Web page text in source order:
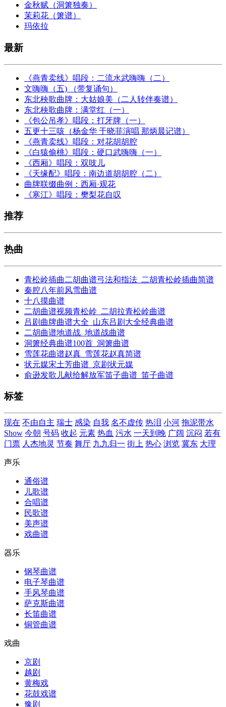
金秋赋（洞箫独奏）
茉莉花（箫谱）
玛依拉
最新
《燕青卖线》唱段：二流水武嗨嗨（二）
文嗨嗨（五) （带复诵句）
东北秧歌曲牌：大姑娘美（二人转伴奏谱）
东北秧歌曲牌：满堂红（一）
《包公吊孝》唱段：打牙牌（一）
五更十三咳（杨金华 于晓菲演唱 那炳晨记谱）
《燕青卖线》唱段：对花胡胡腔
《白猿偷桃》唱段：硬口武嗨嗨（一）
《西厢》唱段：双吱儿
《天缘配》唱段：南边道胡胡腔（二）
曲牌联缀曲例：西厢·观花
《寒江》唱段：樊梨花自叹
推荐
热曲
青松岭插曲二胡曲谱弓法和指法_二胡青松岭插曲简谱
秦腔八年前风雪曲谱
十八摸曲谱
二胡曲谱视频青松岭_二胡拉青松岭曲谱
吕剧曲牌曲谱大全_山东吕剧大全经典曲谱
二胡曲谱地道战_地道战曲谱
洞箫经典曲谱100首_洞箫曲谱
雪莲花曲谱赵真_雪莲花赵真简谱
状元媒宋土芳曲谱_京剧状元媒
俞逊发歌儿献给解放军笛子曲谱_笛子曲谱
标签
现在 不由自主 瑞士 感染 自我 名不虚传 热泪 小河 拖泥带水
Show 今朝 号码 收起 元素 热血 污水 一天到晚 广阔 沉闷 若有
门票 人杰地灵 节奏 舞厅 九九归一 街上 热心 浏览 冀东 大理
声乐
通俗谱
儿歌谱
合唱谱
民歌谱
美声谱
戏曲谱
器乐
钢琴曲谱
电子琴曲谱
手风琴曲谱
萨克斯曲谱
长笛曲谱
铜管曲谱
戏曲
京剧
越剧
黄梅戏
花鼓戏谱
豫剧